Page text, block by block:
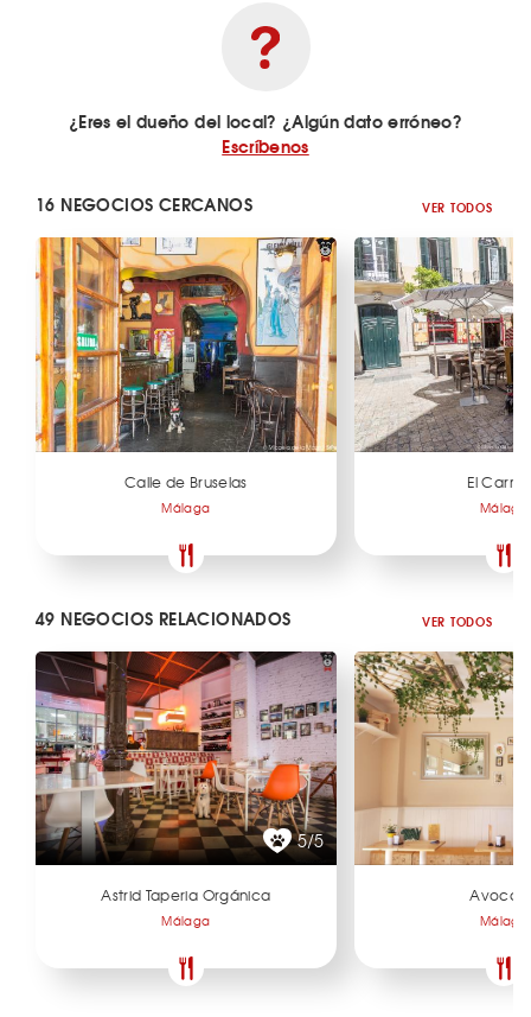
¿Eres el dueño del local? ¿Algún dato erróneo?
Escríbenos
16 NEGOCIOS CERCANOS VER TODOS
Calle de Bruselas
Málaga
El
Málaga
49 NEGOCIOS RELACIONADOS VER TODOS
5/5
Astrid Taperia Orgánica
Málaga Málaga